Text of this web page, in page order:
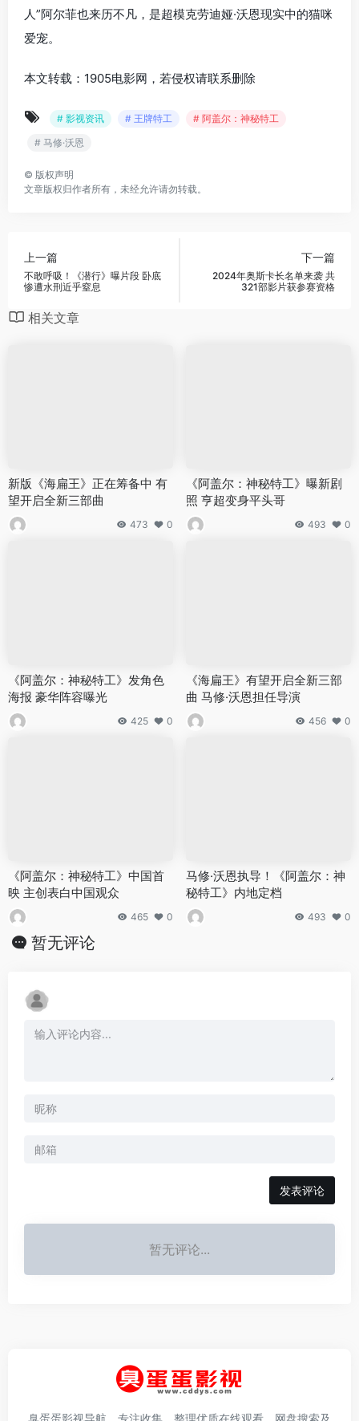
人”阿尔菲也来历不凡，是超模克劳迪娅·沃恩现实中的猫咪
爱宠。
本文转载：1905电影网，若侵权请联系删除
# 影视资讯 # 王牌特工
# 阿盖尔：神秘特工
# 马修·沃恩
© 版权声明
文章版权归作者所有，未经允许请勿转载。
上一篇
不敢呼吸！《潜行》曝片段 卧底
惨遭水刑近乎窒息
下一篇
2024年奥斯卡长名单来袭 共
321部影片获参赛资格
相关文章
新版《海扁王》正在筹备中 有
望开启全新三部曲
473 0
《阿盖尔：神秘特工》曝新剧
照 亨超变身平头哥
493 0
《阿盖尔：神秘特工》发角色
海报 豪华阵容曝光
425 0
《海扁王》有望开启全新三部
曲 马修·沃恩担任导演
456 0
《阿盖尔：神秘特工》中国首
映 主创表白中国观众
465 0
马修·沃恩执导！《阿盖尔：神
秘特工》内地定档
493 0
暂无评论
发表评论
暂无评论...